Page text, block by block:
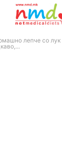
лепче со лук